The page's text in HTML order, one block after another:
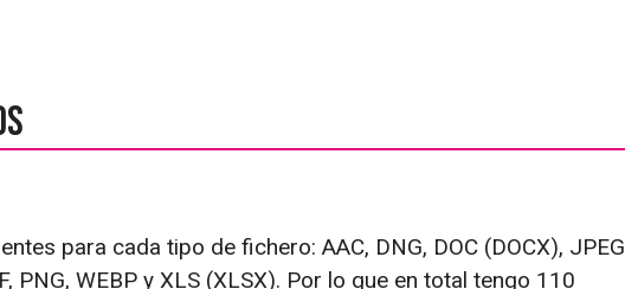
para cada tipo de fichero: AAC, DNG, DOC (DOCX), JPEG
PNG, WEBP y XLS (XLSX). Por lo que en total tengo 110